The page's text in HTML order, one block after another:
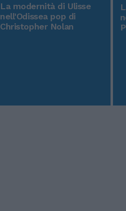
La modernità di Ulisse
nell'Odissea pop di
Christopher Nolan